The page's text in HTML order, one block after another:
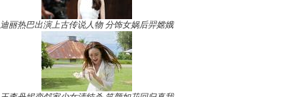
迪丽热巴出演上古传说人物 分饰女娲后羿嫦娥